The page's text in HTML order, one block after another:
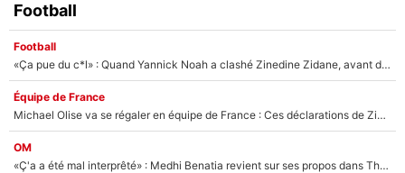
Football
Football
«Ça pue du c*l» : Quand Yannick Noah a clashé Zinedine Zidane, avant de se faire recadrer par le nouveau sélectionneur de l'équipe de France !
Équipe de France
Michael Olise va se régaler en équipe de France : Ces déclarations de Zinedine Zidane qui prouvent qu'il va tout miser sur la star du Bayern Munich !
OM
«Ç'a a été mal interprêté» : Medhi Benatia revient sur ses propos dans The Bridge et précise ses conditions pour rejoindre le PSG !